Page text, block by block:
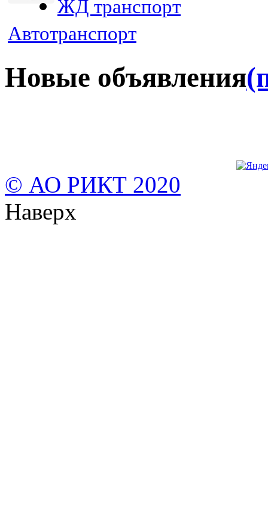
ЖД транспорт
Автотранспорт
Новые объявления
© АО РИКТ 2020
Наверх